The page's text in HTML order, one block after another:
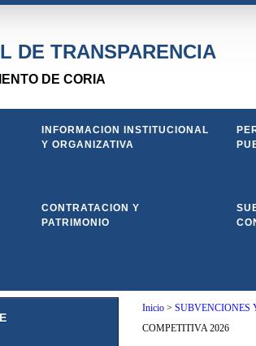
DE TRANSPARENCIA
DE CORIA
INFORMACION INSTITUCIONAL
Y ORGANIZATIVA
CONTRATACION Y
PATRIMONIO
Inicio> SUBVENCIONES
COMPETITIVA 2026